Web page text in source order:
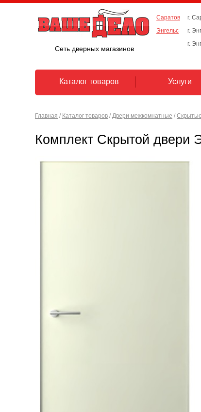
Главная / Каталог товаров / Двери межкомнатные /
Комплект Скрытой
Сеть дверных магазинов
Саратов
Энгельс
г.
г.
г.
Каталог товаров Услуги